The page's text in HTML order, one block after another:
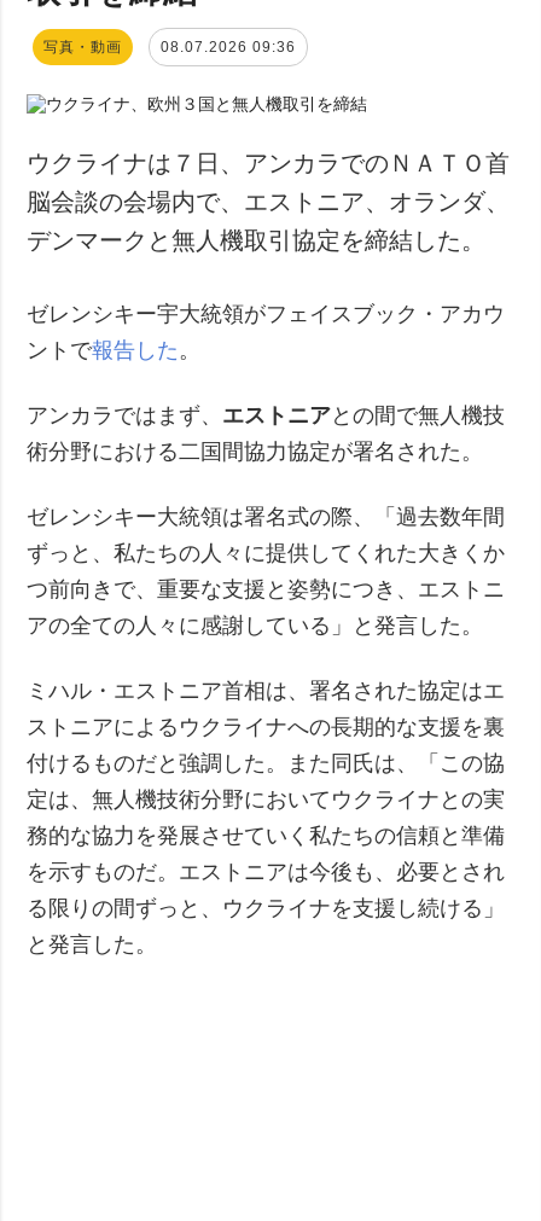
写真・動画 08.07.2026 09:36
ウクライナは７日、アンカラでのＮＡＴＯ首
脳会談の会場内で、エストニア、オランダ、
デンマークと無人機取引協定を締結した。
ゼレンシキー宇大統領がフェイスブック・アカウ
ントで報告した。
アンカラではまず、 エストニアとの間で無人機技
術分野における二国間協力協定が署名された。
ゼレンシキー大統領は署名式の際、「過去数年間
ずっと、私たちの人々に提供してくれた大きくか
つ前向きで、重要な支援と姿勢につき、エストニ
アの全ての人々に感謝している」と発言した。
ミハル・エストニア首相は、署名された協定はエ
ストニアによるウクライナへの長期的な支援を裏
付けるものだと強調した。また同氏は、「この協
定は、無人機技術分野においてウクライナとの実
務的な協力を発展させていく私たちの信頼と準備
を示すものだ。エストニアは今後も、必要とされ
る限りの間ずっと、ウクライナを支援し続ける」
と発言した。